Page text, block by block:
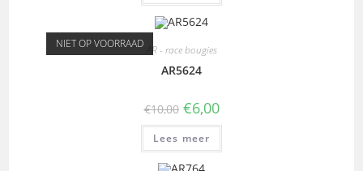
NIET OP VOORRAAD AR - race bougies
AR5624
€10,00 €6,00
Lees meer